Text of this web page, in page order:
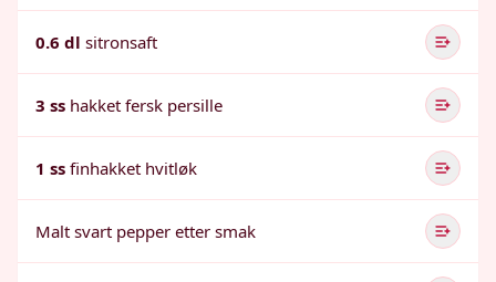
0.6 dl sitronsaft
3 ss hakket fersk persille
1 ss finhakket hvitløk
Malt svart pepper etter smak